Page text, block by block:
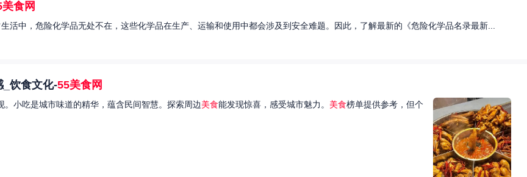
食网
中，危险化学品无处不在，这些化学品在生产、运输和使用中都会涉及到安全难题。因此，了解最新的《危险化学品名录最新...
_饮食文化-55美食网
小吃是城市味道的精华，蕴含民间智慧。探索周边美食能发现惊喜，感受城市魅力。 美食榜单提供参考，但个